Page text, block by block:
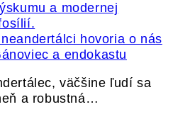
hovoria o nás
a endokastu
väčšine ľudí sa
a robustná…